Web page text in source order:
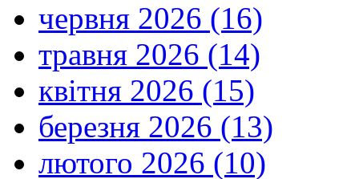
червня 2026 (16)
травня 2026 (14)
квітня 2026 (15)
березня 2026 (13)
лютого 2026 (10)